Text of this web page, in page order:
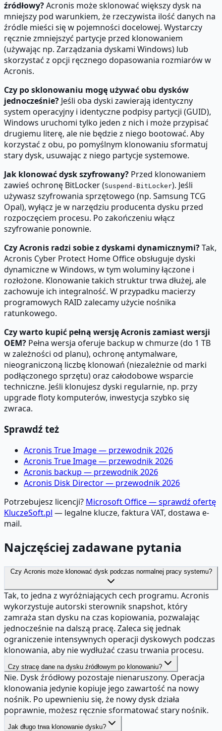
źródłowy?Acronis może sklonować większy dysk na
mniejszy pod warunkiem, że rzeczywista ilość danych na
źródle mieści się w pojemności docelowej. Wystarczy
ręcznie zmniejszyć partycje przed klonowaniem
(używając np. Zarządzania dyskami Windows) lub
skorzystać z opcji ręcznego dopasowania rozmiarów w
Acronis.
Czy po sklonowaniu mogę używać obu dysków
jednocześnie? Jeśli oba dyski zawierają identyczny
system operacyjny i identyczne podpisy partycji (GUID),
Windows uruchomi tylko jeden z nich i może przypisać
drugiemu literę, ale nie będzie z niego bootować. Aby
korzystać z obu, po pomyślnym klonowaniu sformatuj
stary dysk, usuwając z niego partycje systemowe.
Jak klonować dysk szyfrowany? Przed klonowaniem
zawieś ochronę BitLocker (Suspend-BitLocker). Jeśli
używasz szyfrowania sprzętowego (np. Samsung TCG
Opal), wyłącz je w narzędziu producenta dysku przed
rozpoczęciem procesu. Po zakończeniu włącz
szyfrowanie ponownie.
Czy Acronis radzi sobie z dyskami dynamicznymi?Tak,
Acronis Cyber Protect Home Office obsługuje dyski
dynamiczne w Windows, w tym woluminy łączone i
rozłożone. Klonowanie takich struktur trwa dłużej, ale
zachowuje ich integralność. W przypadku macierzy
programowych RAID zalecamy użycie nośnika
ratunkowego.
Czy warto kupić pełną wersję Acronis zamiast wersji
OEM? Pełna wersja oferuje backup w chmurze (do 1 TB
w zależności od planu), ochronę antymalware,
nieograniczoną liczbę klonowań (niezależnie od marki
podłączonego sprzętu) oraz całodobowe wsparcie
techniczne. Jeśli klonujesz dyski regularnie, np. przy
upgrade floty komputerów, inwestycja szybko się
zwraca.
Sprawdź też
Acronis True Image — przewodnik 2026
Acronis True Image — przewodnik 2026
Acronis backup — przewodnik 2026
Acronis Disk Director — przewodnik 2026
Potrzebujesz licencji? Microsoft Office — sprawdź ofertę
KluczeSoft.pl — legalne klucze, faktura VAT, dostawa e-
mail.
Najczęściej zadawane pytania
Czy Acronis może klonować dysk podczas normalnej pracy systemu?
Tak, to jedna z wyróżniających cech programu. Acronis
wykorzystuje autorski sterownik snapshot, który
zamraża stan dysku na czas kopiowania, pozwalając
jednocześnie na dalszą pracę. Zaleca się jednak
ograniczenie intensywnych operacji dyskowych podczas
klonowania, aby nie wydłużać czasu trwania procesu.
Czy stracę dane na dysku źródłowym po klonowaniu?
Nie. Dysk źródłowy pozostaje nienaruszony. Operacja
klonowania jedynie kopiuje jego zawartość na nowy
nośnik. Po upewnieniu się, że nowy dysk działa
poprawnie, możesz ręcznie sformatować stary nośnik.
Jak długo trwa klonowanie dysku?